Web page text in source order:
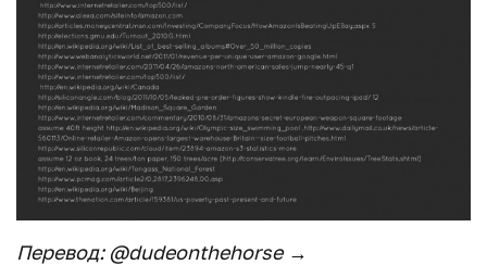
Перевод: @dudeonthehorse→